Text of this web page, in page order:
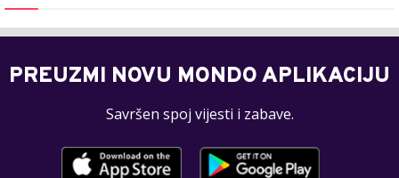
PREUZMI NOVU MONDO APLIKACIJU
Savršen spoj vijesti i zabave.